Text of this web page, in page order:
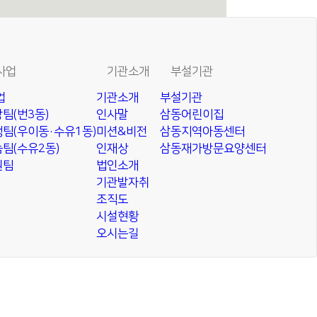
업
팀(번3동)
(우이동·수유1동)
팀(수유2동)
팀
기관소개
기관소개
인사말
미션&비전
인재상
법인소개
기관발자취
조직도
시설현황
오시는길
부설기관
부설기관
삼동어린이집
삼동지역아동센터
삼동재가방문요양센터